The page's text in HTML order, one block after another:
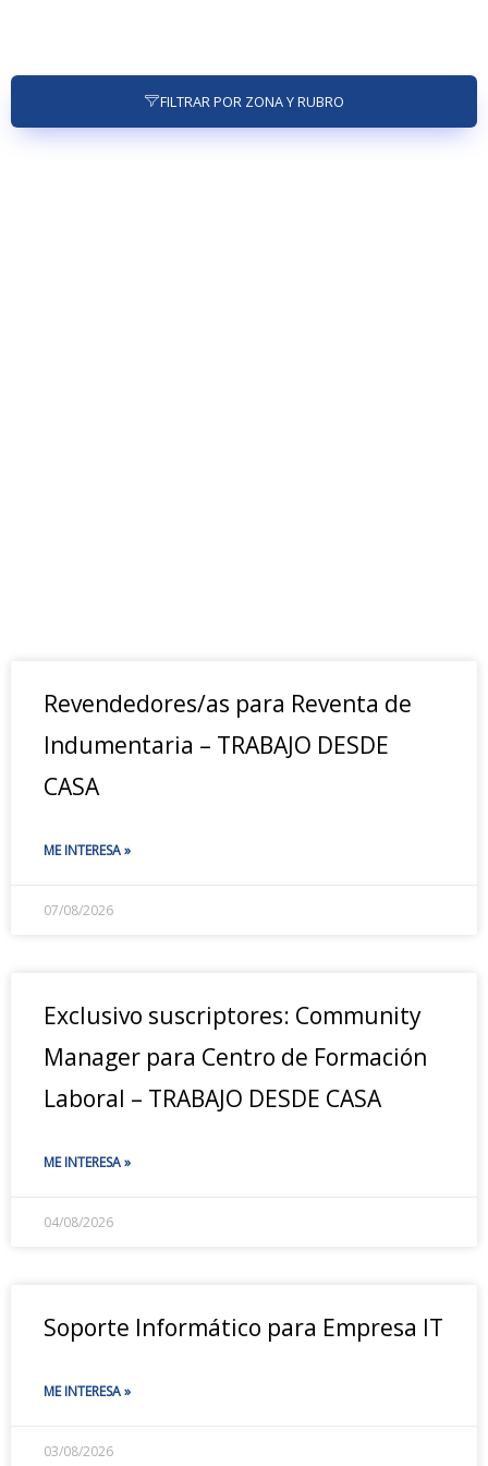
FILTRAR POR ZONA Y RUBRO
Revendedores/as para Reventa de
Indumentaria – TRABAJO DESDE
CASA
ME INTERESA »
07/08/2026
Exclusivo suscriptores: Community
Manager para Centro de Formación
Laboral – TRABAJO DESDE CASA
ME INTERESA »
04/08/2026
Soporte Informático para Empresa IT
ME INTERESA »
03/08/2026